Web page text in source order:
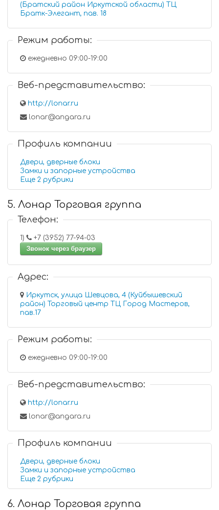
(Братский район Иркутской области) ТЦ
Братк-Элегант, пав. 18
Режим работы:
ежедневно 09:00-19:00
Веб-представительство:
http://lonar.ru
lonar@angara.ru
Профиль компании
Двери, дверные блоки
Замки и запорные устройства
Еще 2 рубрики
5. Лонар Торговая группа
Телефон:
1)
+7 (3952) 77-94-03
Звонок через браузер
Адрес:
Иркутск, улица Шевцова, 4 (Куйбышевский
район) Торговый центр ТЦ Город Мастеров,
пав.17
Режим работы:
ежедневно 09:00-19:00
Веб-представительство:
http://lonar.ru
lonar@angara.ru
Профиль компании
Двери, дверные блоки
Замки и запорные устройства
Еще 2 рубрики
6. Лонар Торговая группа